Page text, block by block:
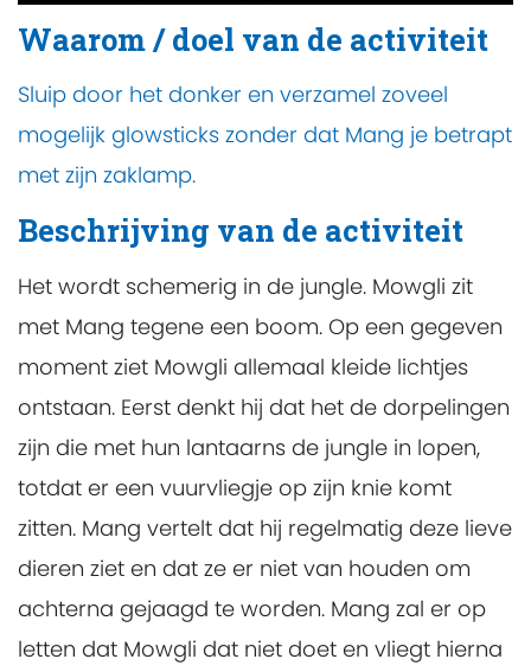
Waarom / doel van de activiteit
Sluip door het donker en verzamel zoveel
mogelijk glowsticks zonder dat Mang je betrapt
met zijn zaklamp.
Beschrijving van de activiteit
Het wordt schemerig in de jungle. Mowgli zit
met Mang tegene een boom. Op een gegeven
moment ziet Mowgli allemaal kleide lichtjes
ontstaan. Eerst denkt hij dat het de dorpelingen
zijn die met hun lantaarns de jungle in lopen,
totdat er een vuurvliegje op zijn knie komt
zitten. Mang vertelt dat hij regelmatig deze lieve
dieren ziet en dat ze er niet van houden om
achterna gejaagd te worden. Mang zal er op
letten dat Mowgli dat niet doet en vliegt hierna